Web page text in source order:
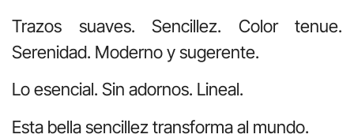
Trazos suaves. Sencillez. Color tenue.
Serenidad. Moderno y sugerente.
Lo esencial. Sin adornos. Lineal.
Esta bella sencillez transforma al mundo.